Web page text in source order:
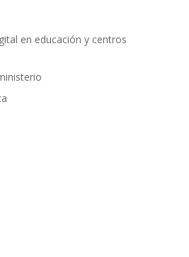
en educación y centros